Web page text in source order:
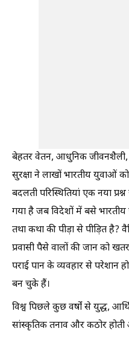
बेहतर वेतन, आधुनिक
सुरक्षा ने लाखों भारतीय युवाओं
बदलती परिस्थितियां एक नया
गया है जब विदेशों में बसे
तथा कथा की पीड़ा से पीड़ित है?
प्रवासी पैसे वालों की जान को
पराई पान के व्यवहार से परेशान
बन चुके हैं।
विश्व पिछले कुछ वर्षों से युद्ध,
सांस्कृतिक तनाव और कठोर होती